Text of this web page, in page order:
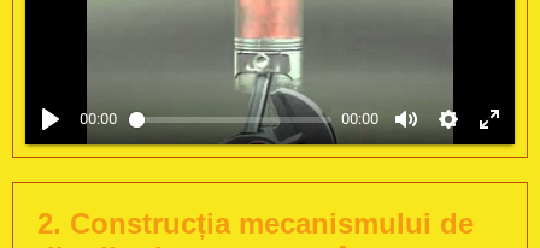
00:00 00:00
2. Construcția mecanismului de